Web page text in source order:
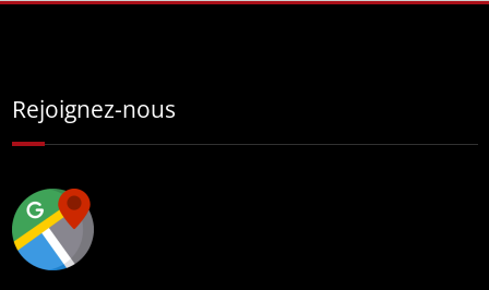
Rejoignez-nous